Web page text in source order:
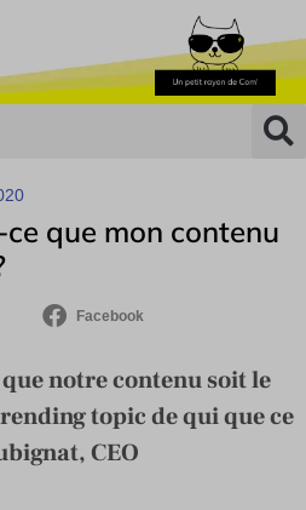
que mon contenu
Facebook
notre contenu soit le
topic de qui que ce
CEO